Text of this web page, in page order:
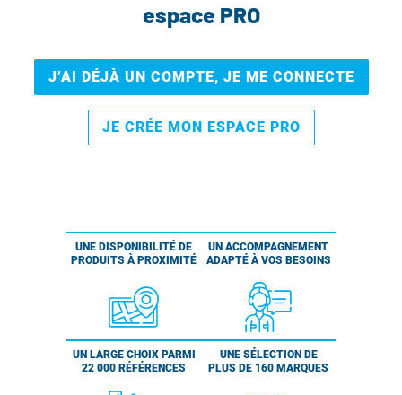
espace PRO
J’AI DÉJÀ UN COMPTE, JE ME CONNECTE
JE CRÉE MON ESPACE PRO
UNE DISPONIBILITÉ DE
PRODUITS À PROXIMITÉ
UN ACCOMPAGNEMENT
ADAPTÉ À VOS BESOINS
UN LARGE CHOIX PARMI
22 000 RÉFÉRENCES
UNE SÉLECTION DE
PLUS DE 160 MARQUES